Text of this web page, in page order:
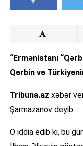
-
“Ermənistanı
Qərbin və
Tribuna.az xəbər
Şarmazanov deyib.
O iddia edib ki, bu